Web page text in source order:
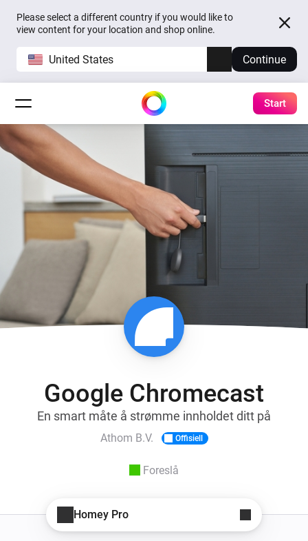
Please select a different country if you would like to
view content for your location and shop online.
United States Continue
Start
Google Chromecast
En smart måte å strømme innholdet ditt på
Athom B.V. Offisiell
Foreslå
Homey Pro